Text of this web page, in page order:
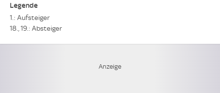
Legende
1.: Aufsteiger
18., 19.: Absteiger